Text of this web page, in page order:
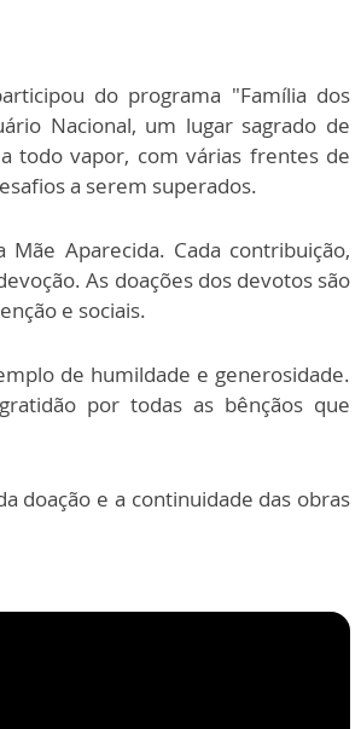
do programa "Família dos
Nacional, um lugar sagrado de
todo vapor, com várias frentes de
a serem superados.
Aparecida. Cada contribuição,
As doações dos devotos são
e sociais.
de humildade e generosidade.
por todas as bênçãos que
doação e a continuidade das obras